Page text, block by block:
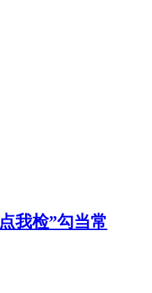
我检”勾当常